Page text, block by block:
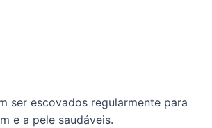
ser escovados regularmente para
e a pele saudáveis.